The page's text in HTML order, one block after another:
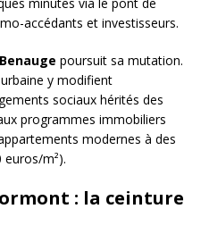
accédants et investisseurs.
Benauge poursuit sa mutation.
y modifient
sociaux hérités des
programmes immobiliers
modernes à des
m²).
: la ceinture